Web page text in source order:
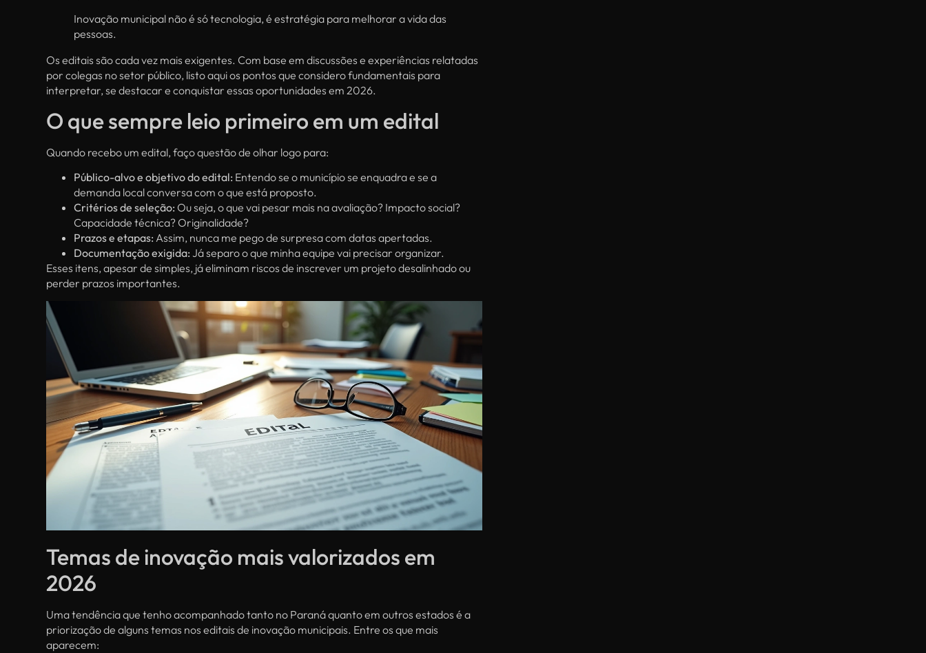
Inovação municipal não é só tecnologia, é estratégia para melhorar a vida das
pessoas.
Os editais são cada vez mais exigentes. Com base em discussões e experiências relatadas
por colegas no setor público, listo aqui os pontos que considero fundamentais para
interpretar, se destacar e conquistar essas oportunidades em 2026.
O que sempre leio primeiro em um edital
Quando recebo um edital, faço questão de olhar logo para:
Público-alvo e objetivo do edital: Entendo se o município se enquadra e se a
demanda local conversa com o que está proposto.
Critérios de seleção: Ou seja, o que vai pesar mais na avaliação? Impacto social?
Capacidade técnica? Originalidade?
Prazos e etapas: Assim, nunca me pego de surpresa com datas apertadas.
Documentação exigida: Já separo o que minha equipe vai precisar organizar.
Esses itens, apesar de simples, já eliminam riscos de inscrever um projeto desalinhado ou
perder prazos importantes.
Temas de inovação mais valorizados em
2026
Uma tendência que tenho acompanhado tanto no Paraná quanto em outros estados é a
priorização de alguns temas nos editais de inovação municipais. Entre os que mais
aparecem: